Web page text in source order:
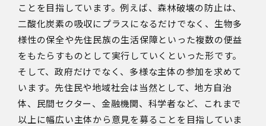
ことを目指しています。例えば、森林破壊の防止は、
二酸化炭素の吸収にプラスになるだけでなく、生物多
様性の保全や先住民族の生活保障といった複数の便益
をもたらすものとして実行していくといった形です。
そして、政府だけでなく、多様な主体の参加を求めて
います。先住民や地域社会は当然として、地方自治
体、民間セクター、金融機関、科学者など、これまで
以上に幅広い主体から意見を募ることを目指していま